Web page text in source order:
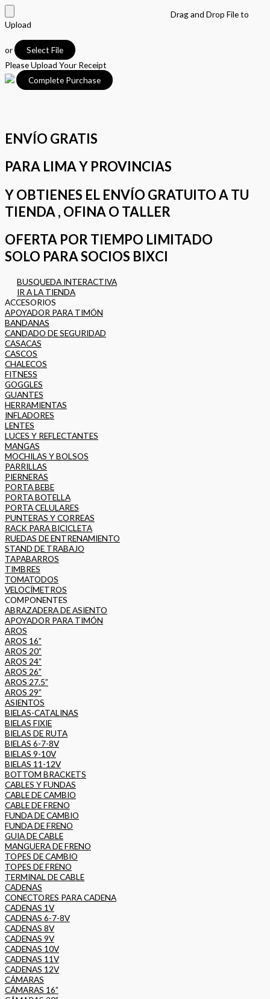
Drag and Drop File to
Upload
or
Select File
Please Upload Your Receipt
ENVÍO GRATIS
PARA LIMA Y PROVINCIAS
Y OBTIENES EL ENVÍO GRATUITO A TU
TIENDA , OFINA O TALLER
OFERTA POR TIEMPO LIMITADO
SOLO PARA SOCIOS BIXCI
BUSQUEDA INTERACTIVA
IR A LA TIENDA
ACCESORIOS
APOYADOR PARA TIMÓN
BANDANAS
CANDADO DE SEGURIDAD
CASACAS
CASCOS
CHALECOS
FITNESS
GOGGLES
GUANTES
HERRAMIENTAS
INFLADORES
LENTES
LUCES Y REFLECTANTES
MANGAS
MOCHILAS Y BOLSOS
PARRILLAS
PIERNERAS
PORTA BEBE
PORTA BOTELLA
PORTA CELULARES
PUNTERAS Y CORREAS
RACK PARA BICICLETA
RUEDAS DE ENTRENAMIENTO
STAND DE TRABAJO
TAPABARROS
TIMBRES
TOMATODOS
VELOCÍMETROS
COMPONENTES
ABRAZADERA DE ASIENTO
APOYADOR PARA TIMÓN
AROS
AROS 16”
AROS 20”
AROS 24”
AROS 26”
AROS 27.5”
AROS 29”
ASIENTOS
BIELAS-CATALINAS
BIELAS FIXIE
BIELAS DE RUTA
BIELAS 6-7-8V
BIELAS 9-10V
BIELAS 11-12V
BOTTOM BRACKETS
CABLES Y FUNDAS
CABLE DE CAMBIO
CABLE DE FRENO
FUNDA DE CAMBIO
FUNDA DE FRENO
GUIA DE CABLE
MANGUERA DE FRENO
TOPES DE CAMBIO
TOPES DE FRENO
TERMINAL DE CABLE
CADENAS
CONECTORES PARA CADENA
CADENAS 1V
CADENAS 6-7-8V
CADENAS 8V
CADENAS 9V
CADENAS 10V
CADENAS 11V
CADENAS 12V
CÁMARAS
CÁMARAS 16”